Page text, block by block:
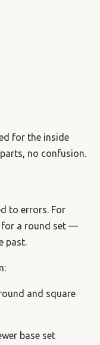
for the inside
no confusion.
to errors. For
for a round set —
past.
and square
base set